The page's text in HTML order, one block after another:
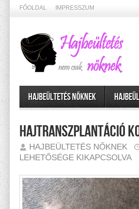
FŐOLDAL IMPRESSZUM
Hajbeültetés nőknek
Hajtranszplantáció
HAJBEÜLTETÉS NŐKNEK
LEHETŐSÉGE KIKAPCSOLVA